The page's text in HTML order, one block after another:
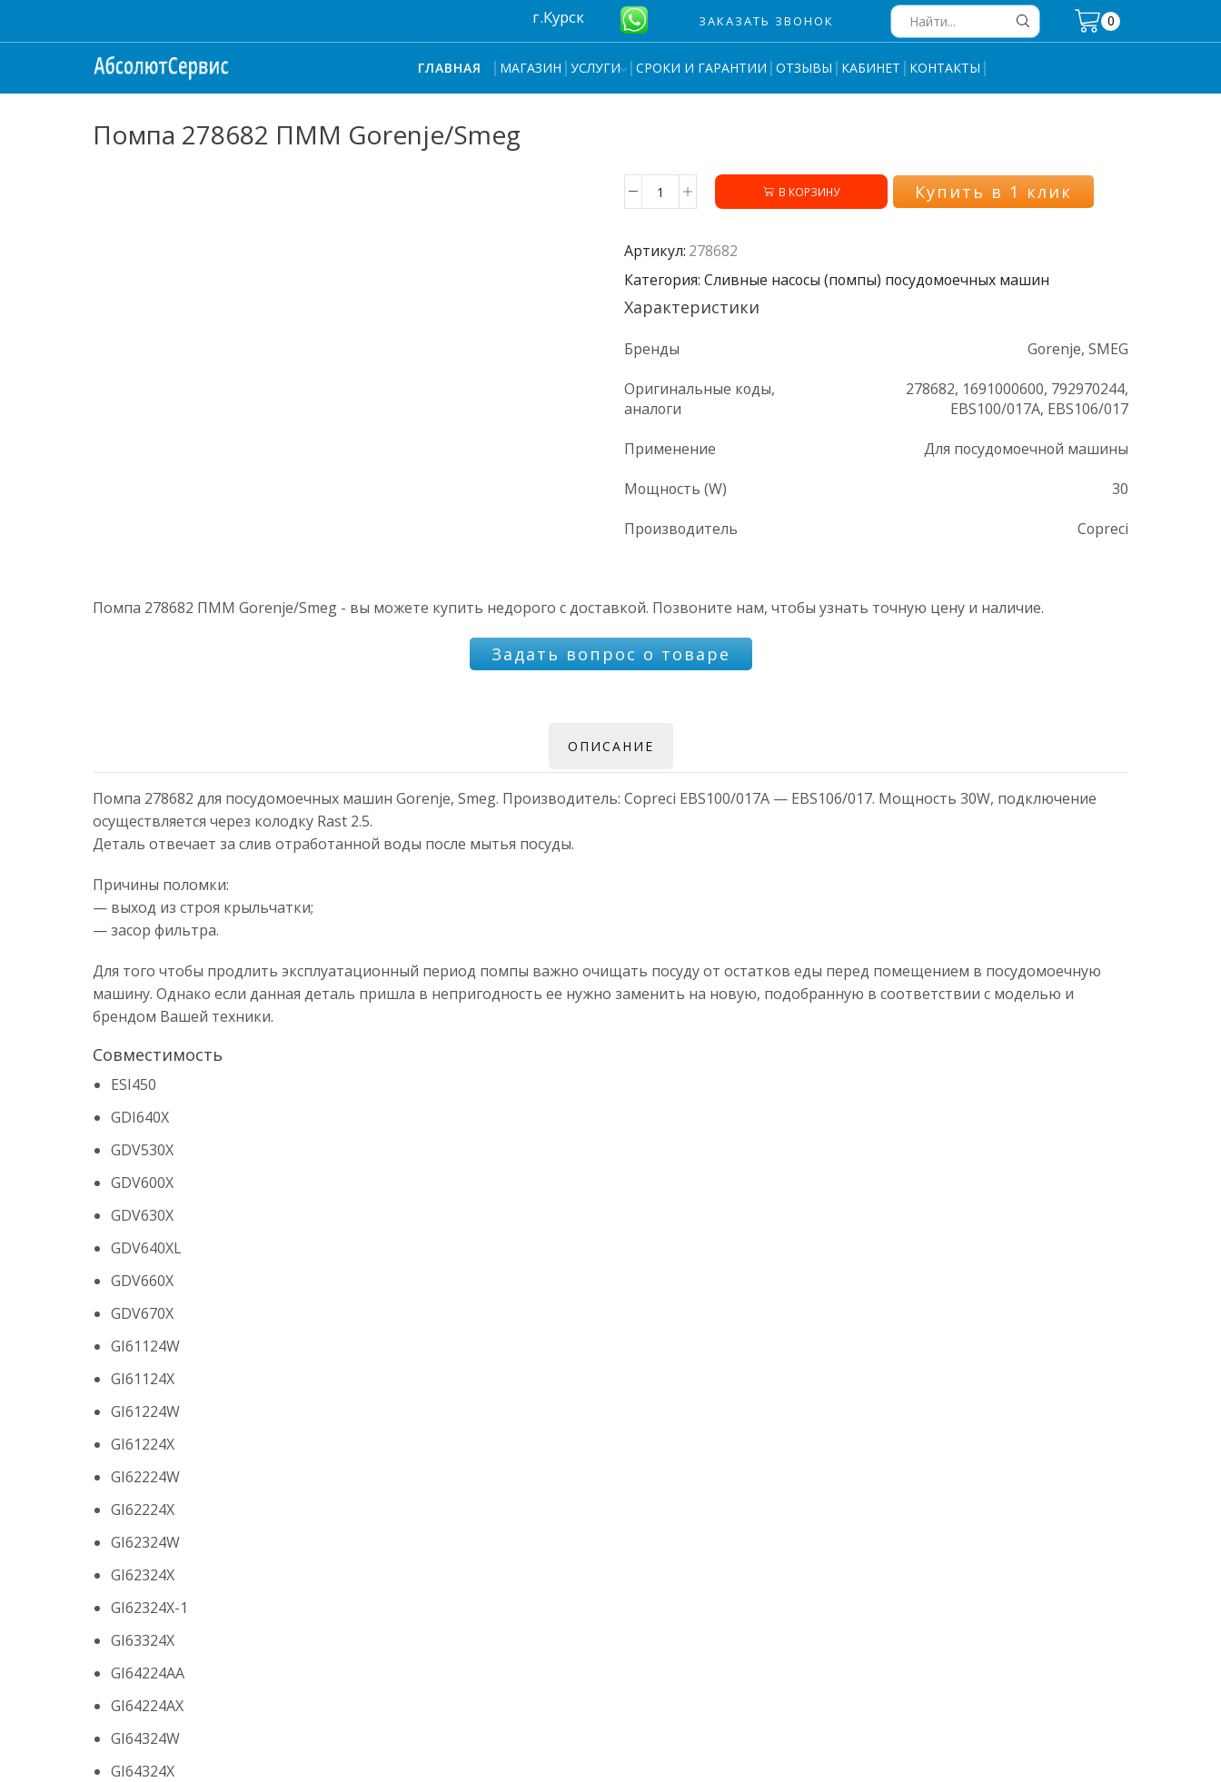
г.Курск ЗАКАЗАТЬ ЗВОНОК
input
0
ГЛАВНАЯ МАГАЗИН УСЛУГИ СРОКИ И ГАРАНТИИ ОТЗЫВЫ КАБИНЕТ КОНТАКТЫ
Помпа 278682 ПММ Gorenje/Smeg
Количество
278682
Gorenje/Smeg
В КОРЗИНУ Купить в 1 клик
Артикул: 278682
Категория: Сливные насосы (помпы) посудомоечных машин
Характеристики
Бренды
Gorenje, SMEG
Оригинальные коды,
аналоги
278682, 1691000600, 792970244,
EBS100/017A, EBS106/017
Применение
Для посудомоечной машины
Мощность (W)
30
Производитель
Copreci
Помпа 278682 ПММ Gorenje/Smeg - вы можете купить недорого с доставкой. Позвоните нам, чтобы узнать точную цену и наличие.
Задать вопрос о товаре
ОПИСАНИЕ
Помпа 278682 для посудомоечных машин Gorenje, Smeg. Производитель: Copreci EBS100/017A — EBS106/017. Мощность 30W, подключение
осуществляется через колодку Rast 2.5.
Деталь отвечает за слив отработанной воды после мытья посуды.
Причины поломки:
— выход из строя крыльчатки;
— засор фильтра.
Для того чтобы продлить эксплуатационный период помпы важно очищать посуду от остатков еды перед помещением в посудомоечную
машину. Однако если данная деталь пришла в непригодность ее нужно заменить на новую, подобранную в соответствии с моделью и
брендом Вашей техники.
Совместимость
ESI450
GDI640X
GDV530X
GDV600X
GDV630X
GDV640XL
GDV660X
GDV670X
GI61124W
GI61124X
GI61224W
GI61224X
GI62224W
GI62224X
GI62324W
GI62324X
GI62324X-1
GI63324X
GI64224AA
GI64224AX
GI64324W
GI64324X